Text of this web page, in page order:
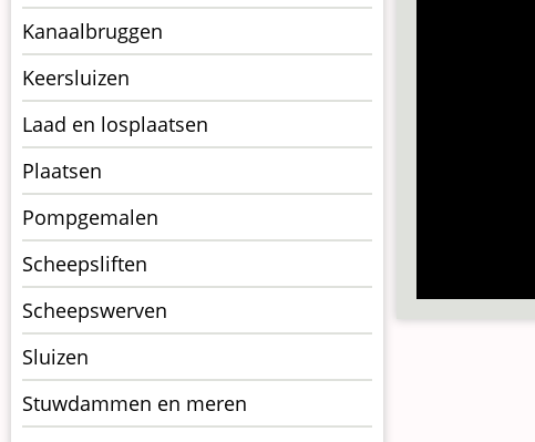
Kanaalbruggen
Keersluizen
Laad en losplaatsen
Plaatsen
Pompgemalen
Scheepsliften
Scheepswerven
Sluizen
Stuwdammen en meren